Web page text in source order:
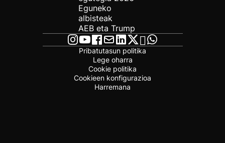
Eguneko
albisteak
AEB eta Trump
Pribatutasun politika
Lege oharra
Cookie politika
Cookieen konfigurazioa
Harremana